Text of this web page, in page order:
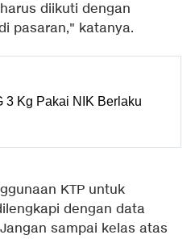
diikuti dengan
pasaran," katanya.
3 Kg Pakai NIK Berlaku
KTP untuk
dengan data
sampai kelas atas